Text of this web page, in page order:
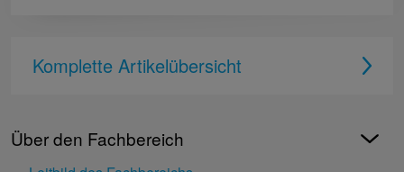
Komplette Artikelübersicht
Über den Fachbereich